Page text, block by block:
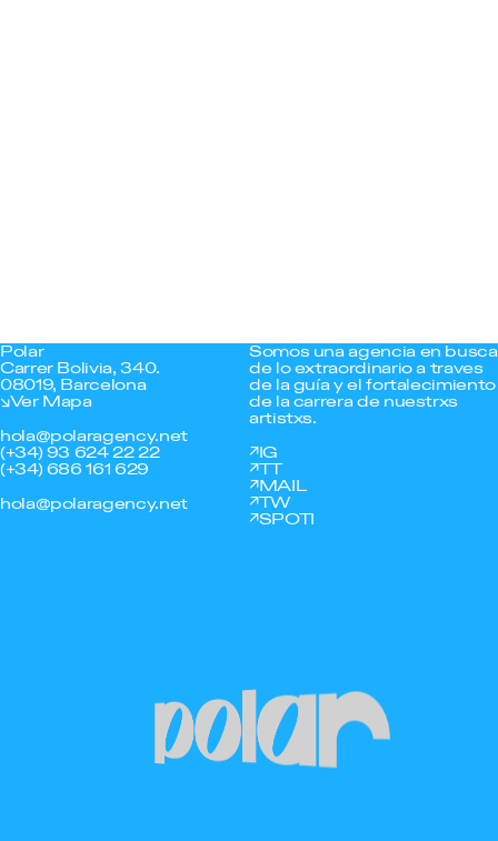
Polar
Carrer Bolivia, 340.
08019, Barcelona
Ver Mapa
hola@polaragency.net
(+34) 93 624 22 22
(+34) 686 161 629
hola@polaragency.net
Somos una agencia en busca
de lo extraordinario a traves
de la guía y el fortalecimiento
de la carrera de nuestrxs
artistxs.
IG
TT
MAIL
TW
SPOTI